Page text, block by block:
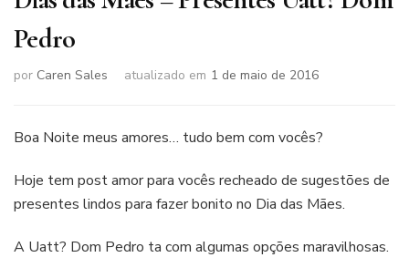
Pedro
por Caren Sales atualizado em 1 de maio de 2016
Boa Noite meus amores… tudo bem com vocês?
Hoje tem post amor para vocês recheado de sugestões de
presentes lindos para fazer bonito no Dia das Mães.
A Uatt? Dom Pedro ta com algumas opções maravilhosas.